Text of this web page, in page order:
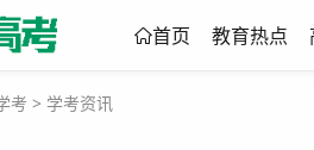
首页 教育热点
考 > 学考资讯